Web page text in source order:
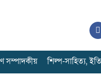
সম্পাদকীয় শিল্প-সাহিত্য,